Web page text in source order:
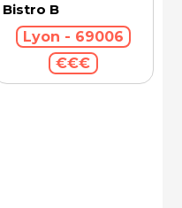
Bistro B
Lyon - 69006
€€€